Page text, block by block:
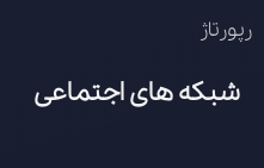
رپورتاژ
شبکه های اجتماعی